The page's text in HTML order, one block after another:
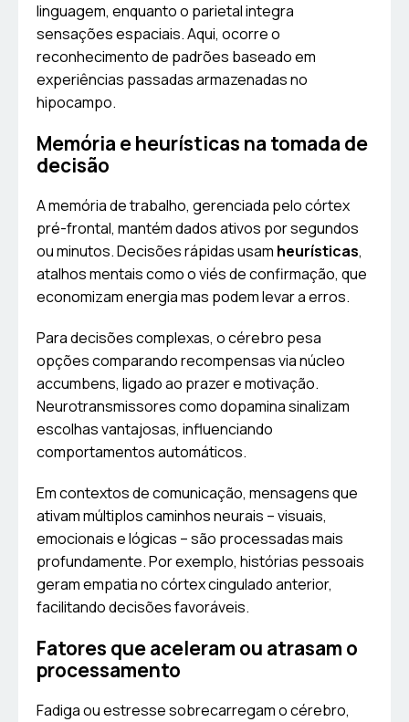
linguagem, enquanto o parietal integra
sensações espaciais. Aqui, ocorre o
reconhecimento de padrões baseado em
experiências passadas armazenadas no
hipocampo.
Memória e heurísticas na tomada de
decisão
A memória de trabalho, gerenciada pelo córtex
pré-frontal, mantém dados ativos por segundos
ou minutos. Decisões rápidas usam heurísticas,
atalhos mentais como o viés de confirmação, que
economizam energia mas podem levar a erros.
Para decisões complexas, o cérebro pesa
opções comparando recompensas via núcleo
accumbens, ligado ao prazer e motivação.
Neurotransmissores como dopamina sinalizam
escolhas vantajosas, influenciando
comportamentos automáticos.
Em contextos de comunicação, mensagens que
ativam múltiplos caminhos neurais – visuais,
emocionais e lógicas – são processadas mais
profundamente. Por exemplo, histórias pessoais
geram empatia no córtex cingulado anterior,
facilitando decisões favoráveis.
Fatores que aceleram ou atrasam o
processamento
Fadiga ou estresse sobrecarregam o cérebro,